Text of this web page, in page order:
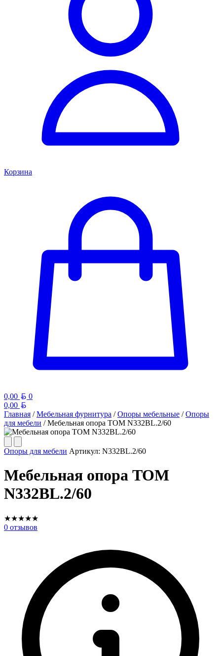
Корзина
0,00 Белорусский рубль
0
0,00
Главная /Мебельная фурнитура /Опоры мебельные /Опоры
для мебели / Мебельная опора TOM N332BL.2/60
Опоры для мебели Артикул: N332BL.2/60
Мебельная опора TOM
N332BL.2/60
★★★★★
0 отзывов